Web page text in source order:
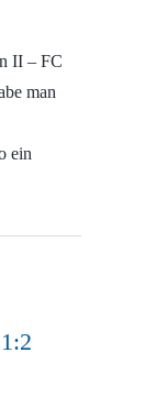
II – FC
man
ein